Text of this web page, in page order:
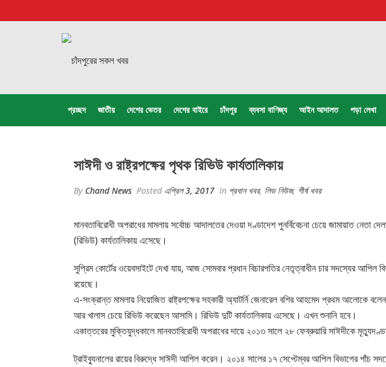
প্রচ্ছদ জাতীয় দেশের ভেতর দেশের বাইরে চাঁদপুর ব্যবসা বাণিজ্য আইন আদালত পড়া লেখা
সাঈদী ও রাষ্ট্রপক্ষের পৃথক রিভিউ কার্যতালিকায়
By Chand News Posted এপ্রিল 3, 2017 In প্রধান খবর, লিড নিউজ, শীর্ষ খবর
মানবতাবিরোধী অপরাধের মামলায় সর্বোচ্চ আদালতের দেওয়া দণ্ডাদেশ পুনর্বিবেচনা চেয়ে জামায়াত নেতা
(রিভিউ) কার্যতালিকায় এসেছে।
সুপ্রিম কোর্টের ওয়েবসাইটে দেখা যায়, আজ সোমবার প্রধান বিচারপতির নেতৃত্বাধীন চার সদস্যের আপিল
রয়েছে।
এ-সংক্রান্ত মামলায় নিয়োজিত রাষ্ট্রপক্ষের সহকারী অ্যাটর্নি জেনারেল বশির আহমেদ প্রথম আলোকে বলেন,
আর খালাস চেয়ে রিভিউ করেছেন আসামি। রিভিউ দুটি কার্যতালিকায় এসেছে। এখন শুনানি হবে।
একাত্তরের মুক্তিযুদ্ধকালে মানবতাবিরোধী অপরাধের দায়ে ২০১৩ সালে ২৮ ফেব্রুয়ারি সাঈদীকে
ট্রাইব্যুনালের রায়ের বিরুদ্ধে সাঈদী আপিল করেন। ২০১৪ সালের ১৭ সেপ্টেম্বর আপিল বিভাগের পাঁচ